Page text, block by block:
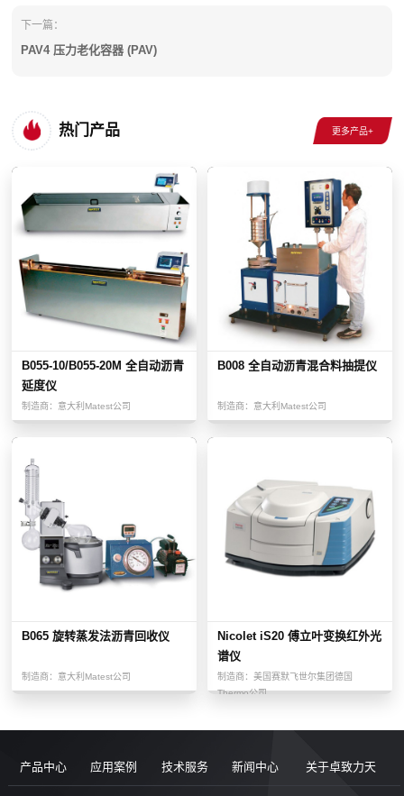
下一篇：
PAV4 压力老化容器 (PAV)
热门产品
B055-10/B055-20M 全自动沥青
延度仪
制造商： 意大利Matest公司
B008 全自动沥青混合料抽提仪
制造商： 意大利Matest公司
B065 旋转蒸发法沥青回收仪
制造商： 意大利Matest公司
Nicolet iS20 傅立叶变换红外光
谱仪
制造商： 美国赛默飞世尔集团德国
Thermo公司
产品中心 应用案例 技术服务 新闻中心 关于卓致力天